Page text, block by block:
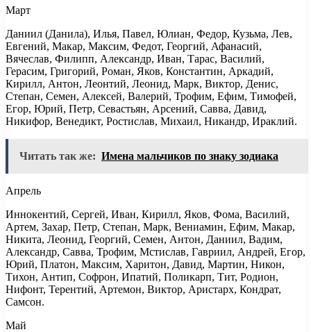
Март
Даниил (Данила), Илья, Павел, Юлиан, Федор, Кузьма, Лев,
Евгений, Макар, Максим, Федот, Георгий, Афанасий,
Вячеслав, Филипп, Александр, Иван, Тарас, Василий,
Герасим, Григорий, Роман, Яков, Константин, Аркадий,
Кирилл, Антон, Леонтий, Леонид, Марк, Виктор, Денис,
Степан, Семен, Алексей, Валерий, Трофим, Ефим, Тимофей,
Егор, Юрий, Петр, Севастьян, Арсений, Савва, Давид,
Никифор, Венедикт, Ростислав, Михаил, Никандр, Ираклий.
Читать так же: Имена мальчиков по знаку зодиака
Апрель
Иннокентий, Сергей, Иван, Кирилл, Яков, Фома, Василий,
Артем, Захар, Петр, Степан, Марк, Вениамин, Ефим, Макар,
Никита, Леонид, Георгий, Семен, Антон, Даниил, Вадим,
Александр, Савва, Трофим, Мстислав, Гавриил, Андрей, Егор,
Юрий, Платон, Максим, Харитон, Давид, Мартин, Никон,
Тихон, Антип, Софрон, Ипатий, Поликарп, Тит, Родион,
Нифонт, Терентий, Артемон, Виктор, Аристарх, Кондрат,
Самсон.
Май